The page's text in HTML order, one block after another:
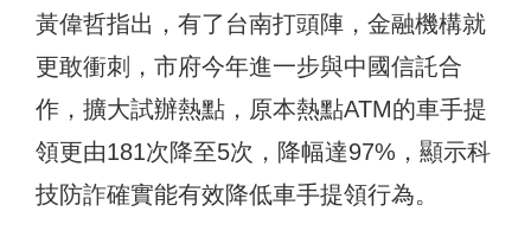
黃偉哲指出，有了台南打頭陣，金融機構就
更敢衝刺，市府今年進一步與中國信託合
作，擴大試辦熱點，原本熱點ATM的車手提
領更由181次降至5次，降幅達97%，顯示科
技防詐確實能有效降低車手提領行為。